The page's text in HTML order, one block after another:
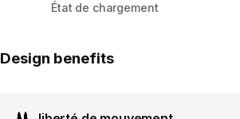
État de chargement
Design benefits